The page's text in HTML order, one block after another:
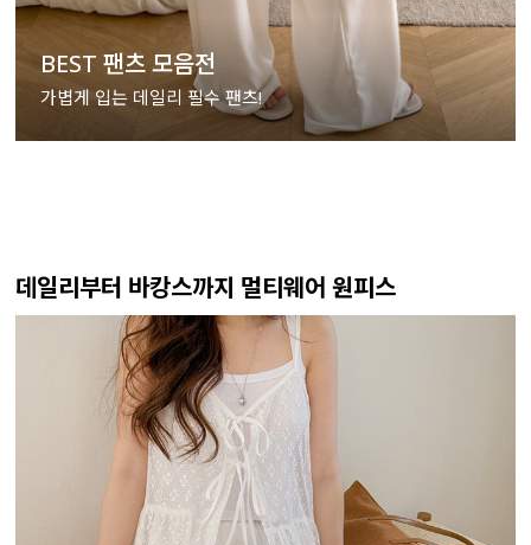
BEST 팬츠 모음전
가볍게 입는 데일리 필수 팬츠!
데일리부터 바캉스까지 멀티웨어 원피스